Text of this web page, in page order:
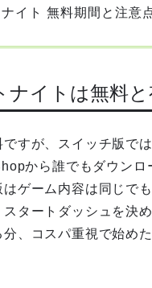
イト 無料期間と注意
イトは無料
すが、スイッチ版で
から誰でもダウンロ
ゲーム内容は同じで
タートダッシュを決
、コスパ重視で始め